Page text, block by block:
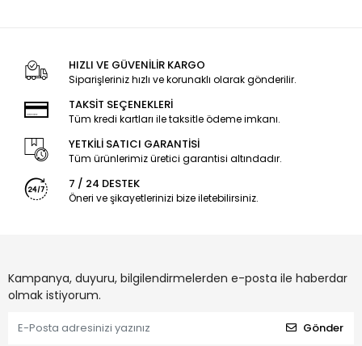
HIZLI VE GÜVENİLİR KARGO
Siparişleriniz hızlı ve korunaklı olarak gönderilir.
TAKSİT SEÇENEKLERİ
Tüm kredi kartları ile taksitle ödeme imkanı.
YETKİLİ SATICI GARANTİSİ
Tüm ürünlerimiz üretici garantisi altındadır.
7 / 24 DESTEK
Öneri ve şikayetlerinizi bize iletebilirsiniz.
Kampanya, duyuru, bilgilendirmelerden e-posta ile haberdar
olmak istiyorum.
Gönder